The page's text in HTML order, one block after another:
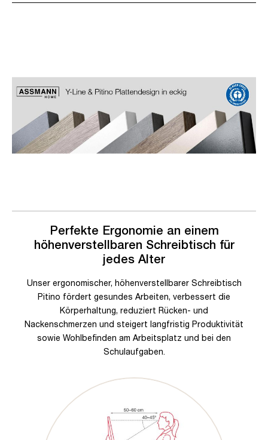
Perfekte Ergonomie an einem
höhenverstellbaren Schreibtisch für
jedes Alter
Unser ergonomischer, höhenverstellbarer Schreibtisch
Pitino fördert gesundes Arbeiten, verbessert die
Körperhaltung, reduziert Rücken- und
Nackenschmerzen und steigert langfristig Produktivität
sowie Wohlbefinden am Arbeitsplatz und bei den
Schulaufgaben.